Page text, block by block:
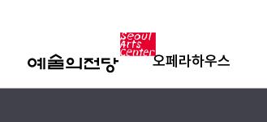
오페라하우스